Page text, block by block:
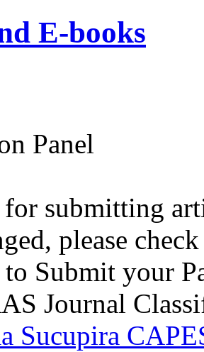
E-books
Panel
for submitting
please
Submit your
Journal
Sucupira